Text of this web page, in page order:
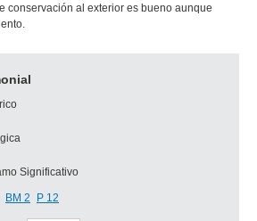
conservación al exterior es bueno aunque
Significativo
BM 2 P 12